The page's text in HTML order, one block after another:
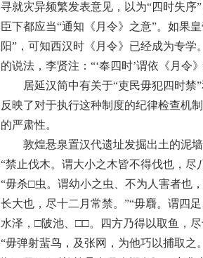
寻就灾异频繁发表意见，以为“四时失序
臣下都应当“通知《月令》之意”。如果
阳”，可知西汉时《月令》已经成为专学
的说法，李贤注：“‘奉四时’谓依《月令
居延汉简中有关于“吏民毋犯四时禁
反映了对于执行这种制度的纪律检查机
的严肃性。
敦煌悬泉置汉代遗址发掘出土的泥
“禁止伐木。谓大小之木皆不得伐也，
“毋杀□虫。谓幼小之虫、不为人害者也
长大也，尽十二月常禁。”“毋麛。谓四
水泽，□陂池、□□。四方乃得以取鱼，
“毋弹射蜚鸟，及张网，为他巧以捕取